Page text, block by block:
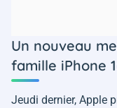
Un nouveau
famille iPhone
Jeudi dernier, Apple